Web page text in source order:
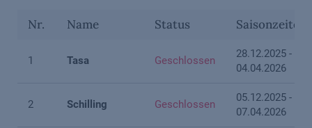
Nr. Name Status Saisonzeiten
1 Tasa Geschlossen
28.12.2025 -
04.04.2026
2 Schilling Geschlossen
05.12.2025 -
07.04.2026